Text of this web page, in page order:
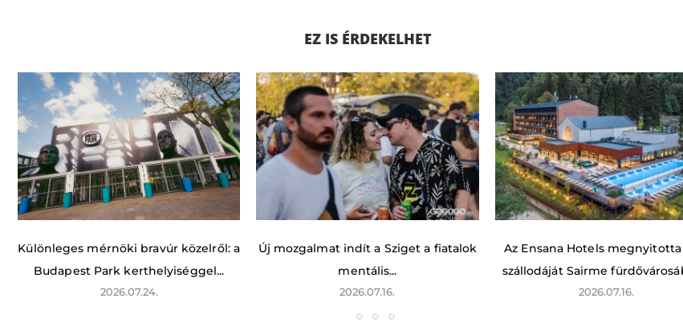
EZ IS ÉRDEKELHET
Különleges mérnöki bravúr közelről: a
Budapest Park kerthelyiséggel...
2026.07.24.
Új mozgalmat indít a Sziget a fiatalok
mentális...
2026.07.16.
Az Ensana Hotels megnyitotta
szállodáját Sairme
2026.07.16.